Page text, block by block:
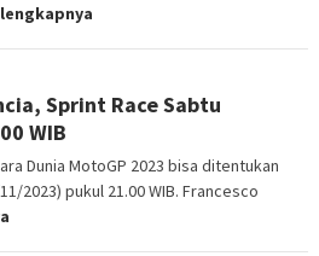
Sprint Race Sabtu
WIB
Dunia MotoGP 2023 bisa ditentukan
2023) pukul 21.00 WIB. Francesco